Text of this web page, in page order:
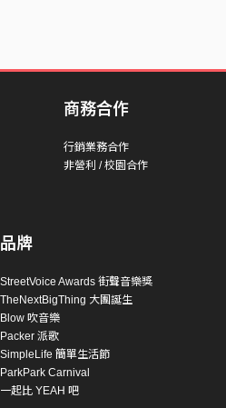
商務合作
行銷業務合作
非營利 / 校園合作
品牌
StreetVoice Awards 街聲音樂獎
TheNextBigThing 大團誕生
Blow 吹音樂
Packer 派歌
SimpleLife 簡單生活節
ParkPark Carnival
一起比 YEAH 吧